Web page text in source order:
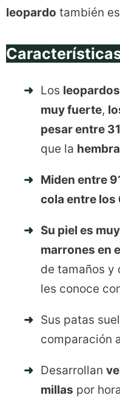
leopardo también
Los leopardos
muy fuerte,
pesar entre
que la
Miden entre
cola entre los
Su piel es
marrones en
de tamaños y
les conoce
Sus patas
comparación
Desarrollan
millas por